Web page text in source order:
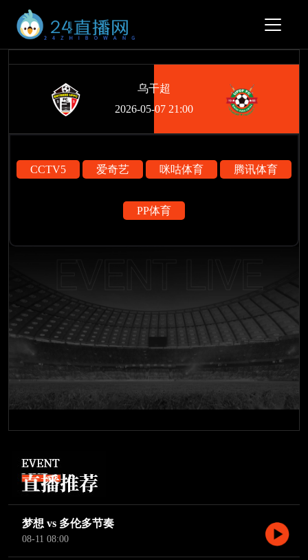
乌干超
2026-05-07 21:00
CCTV5 爱奇艺 咪咕体育 腾讯体育
PP体育
梦想 vs 多伦多节奏
08-11 08:00